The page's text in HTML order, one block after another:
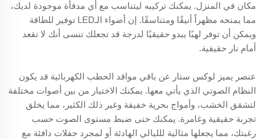
مكان في المنزل. يمكنك تركيبه ليتناسب مع أي مدفأة موجودة لديك،
مما يمنحه مظهراً أنيقًا ومتناسقًا. إن أضواء الـLED توفير للطاقة
ويمكن أن توفر لهبًا يبدو حقيقيًا لدرجة قد تجعلك تنسى أنك لا تقعد
أمام نار حقيقية.
عنصر يميز لوكس ستار عن باقي مواقد الحطب الكهربائية قد يكون
النظام الصوتي الذي يأتي معها. يمكنك الاختيار من بين أصوات مختلفة
لتشقق الخشب، وأمواج بحرية خفيفة وغير ذلك الكثير، مما يخلق
تجربة حقيقية وغامرة. يمكنك حتى ضبط مستوى الصوت حسب
رغبتك، مما يجعلها مثالية للليالي الهادئة أو لمجرد حفلات دافئة مع